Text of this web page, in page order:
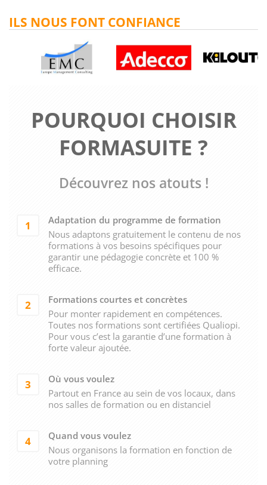
POURQUOI CHOISIR
FORMASUITE ?
Découvrez nos atouts !
1
Adaptation du programme de formation
Nous adaptons gratuitement le contenu de nos
formations à vos besoins spécifiques pour
garantir une pédagogie concrète et 100 %
efficace.
2
Formations courtes et concrètes
Pour monter rapidement en compétences.
Toutes nos formations sont certifiées Qualiopi.
Pour vous c’est la garantie d’une formation à
forte valeur ajoutée.
3
Où vous voulez
Partout en France au sein de vos locaux, dans
nos salles de formation ou en distanciel
4
Quand vous voulez
Nous organisons la formation en fonction de
votre planning
ILS NOUS FONT CONFIANCE